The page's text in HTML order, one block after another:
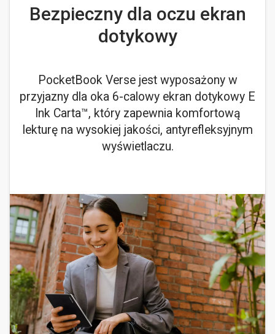
Bezpieczny dla oczu ekran
dotykowy
PocketBook Verse jest wyposażony w
przyjazny dla oka 6-calowy ekran dotykowy E
Ink Carta™, który zapewnia komfortową
lekturę na wysokiej jakości, antyrefleksyjnym
wyświetlaczu.